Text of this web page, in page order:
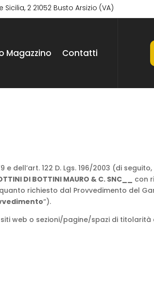
Sicilia, 2 21052 Busto Arsizio (VA)
Magazzino Contatti
dell’art. 122 D. Lgs. 196/2003 (di seguito,
DI BOTTINI MAURO & C. SNC
con
richiesto dal Provvedimento del
“).
web o sezioni/pagine/spazi di